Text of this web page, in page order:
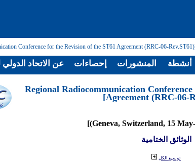
:
[Regional Radiocommunication
Agreement (RRC-06-
الوثائق الختامية
توسيع الكل
عن الاتحاد الدولي إحصاءات المنشورات أنشطة